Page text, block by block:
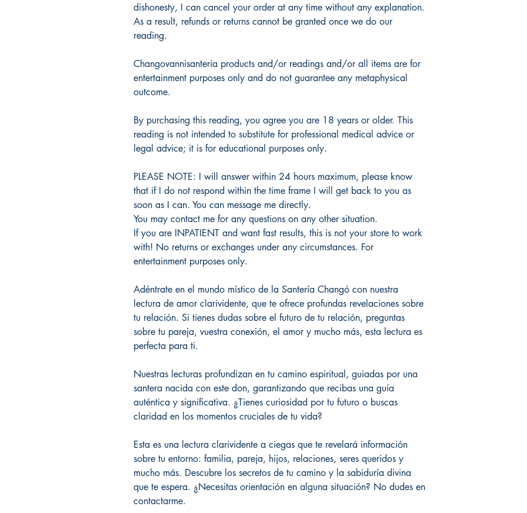
dishonesty, I can cancel your order at any time without any explanation.
As a result, refunds or returns cannot be granted once we do our
reading.
Changovannisanteria products and/or readings and/or all items are for
entertainment purposes only and do not guarantee any metaphysical
outcome.
By purchasing this reading, you agree you are 18 years or older. This
reading is not intended to substitute for professional medical advice or
legal advice; it is for educational purposes only.
PLEASE NOTE: I will answer within 24 hours maximum, please know
that if I do not respond within the time frame I will get back to you as
soon as I can. You can message me directly.
You may contact me for any questions on any other situation.
If you are INPATIENT and want fast results, this is not your store to work
with! No returns or exchanges under any circumstances. For
entertainment purposes only.
Adéntrate en el mundo místico de la Santería Changó con nuestra
lectura de amor clarividente, que te ofrece profundas revelaciones sobre
tu relación. Si tienes dudas sobre el futuro de tu relación, preguntas
sobre tu pareja, vuestra conexión, el amor y mucho más, esta lectura es
perfecta para ti.
Nuestras lecturas profundizan en tu camino espiritual, guiadas por una
santera nacida con este don, garantizando que recibas una guía
auténtica y significativa. ¿Tienes curiosidad por tu futuro o buscas
claridad en los momentos cruciales de tu vida?
Esta es una lectura clarividente a ciegas que te revelará información
sobre tu entorno: familia, pareja, hijos, relaciones, seres queridos y
mucho más. Descubre los secretos de tu camino y la sabiduría divina
que te espera. ¿Necesitas orientación en alguna situación? No dudes en
contactarme.